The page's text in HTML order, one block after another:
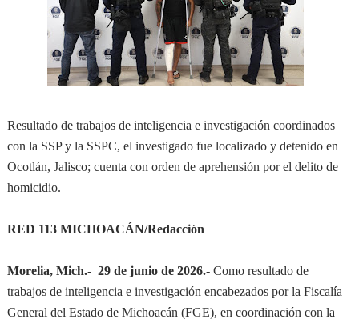
Resultado de trabajos de inteligencia e investigación coordinados
con la SSP y la SSPC, el investigado fue localizado y detenido en
Ocotlán, Jalisco; cuenta con orden de aprehensión por el delito de
homicidio.
RED 113 MICHOACÁN/Redacción
Morelia, Mich.- 29 de junio de 2026.-Como resultado de
trabajos de inteligencia e investigación encabezados por la Fiscalía
General del Estado de Michoacán (FGE), en coordinación con la